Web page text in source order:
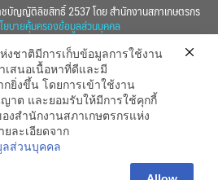
ญญัติลิขสิทธิ์ 2537 โดย สำนักงานสภาเกษตรกร
ยบายคุ้มครองข้อมูลส่วนบุคคล
งชาติมีการเก็บข้อมูลการใช้งาน
เสนอเนื้อหาที่ดีและมี
ยิ่งขึ้น โดยการเข้าใช้งาน
าต และยอมรับให้มีการใช้คุกกี้
งสำนักงานสภาเกษตรกรแห่ง
ละเอียดจาก
ลส่วนบุคคล